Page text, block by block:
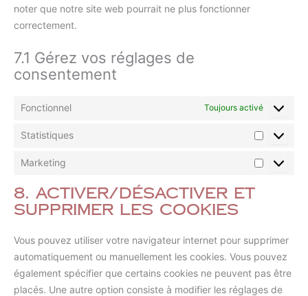
noter que notre site web pourrait ne plus fonctionner
correctement.
7.1 Gérez vos réglages de
consentement
Fonctionnel Toujours activé
Statistiques
Marketing
8. Activer/désactiver et
supprimer les cookies
Vous pouvez utiliser votre navigateur internet pour supprimer
automatiquement ou manuellement les cookies. Vous pouvez
également spécifier que certains cookies ne peuvent pas être
placés. Une autre option consiste à modifier les réglages de